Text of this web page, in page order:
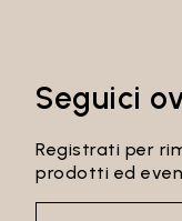
Seguici
Registrati per
prodotti ed